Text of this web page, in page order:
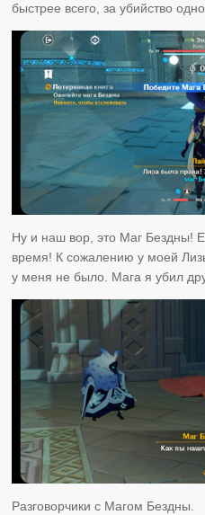
быстрее всего, за убийство
Ну и наш вор, это Маг Бездны!
время! К сожалению у моей
у меня не было. Мага я убил
Разговорчики с Магом Бездны.